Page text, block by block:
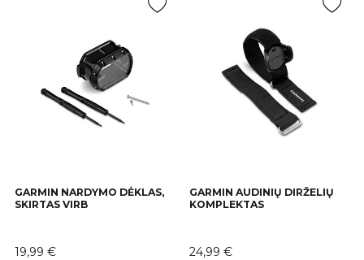
GARMIN NARDYMO DĖKLAS,
SKIRTAS VIRB
Kaina
19,99 €
GARMIN AUDINIŲ DIRŽELIŲ
KOMPLEKTAS
Kaina
24,99 €